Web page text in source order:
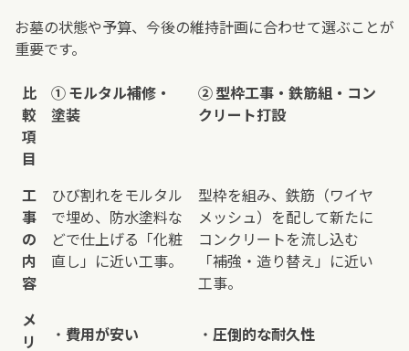
お墓の状態や予算、今後の維持計画に合わせて選ぶことが
重要です。
比
較
項
目
① モルタル補修・
塗装
② 型枠工事・鉄筋組・コン
クリート打設
工
事
の
内
容
ひび割れをモルタル
で埋め、防水塗料な
どで仕上げる「化粧
直し」に近い工事。
型枠を組み、鉄筋（ワイヤ
メッシュ）を配して新たに
コンクリートを流し込む
「補強・造り替え」に近い
工事。
メ
リ
・ 費用が安い ・ 圧倒的な耐久性